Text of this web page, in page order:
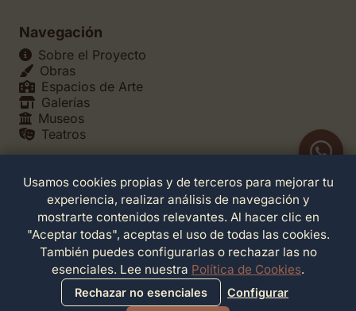
Navegación
Sobre el Proyecto
Obras
Espacios de Arte
Galerías
Museos
Teatros
Legales
Política de Privacidad
Política de Cookies
Configuración de Cookies
Términos de Servicio
Contacto
Usamos cookies propias y de terceros para mejorar tu
experiencia, realizar análisis de navegación y
mostrarte contenidos relevantes. Al hacer clic en
"Aceptar todas", aceptas el uso de todas las cookies.
También puedes configurarlas o rechazar las no
esenciales. Lee nuestra Política de Cookies.
Rechazar no esenciales Configurar